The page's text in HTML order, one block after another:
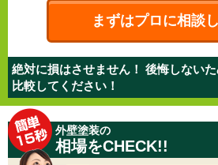
まずはプロに相談
絶対に損はさせません！ 後悔しない
比較してください！
外壁塗装の
相場をCHECK!!